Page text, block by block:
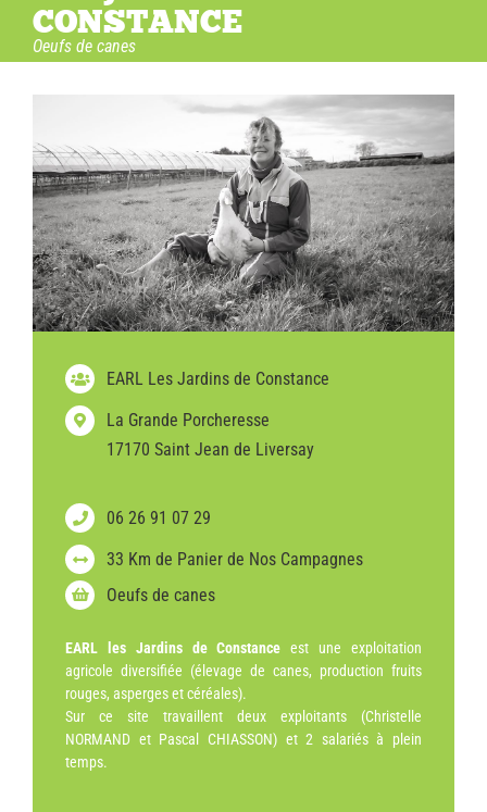
CONSTANCE
Oeufs de canes
EARL Les Jardins de Constance
La Grande Porcheresse
17170 Saint Jean de Liversay
06 26 91 07 29
33 Km de Panier de Nos Campagnes
Oeufs de canes
EARL les Jardins de Constance est une exploitation
agricole diversifiée (élevage de canes, production fruits
rouges, asperges et céréales).
Sur ce site travaillent deux exploitants (Christelle
NORMAND et Pascal CHIASSON) et 2 salariés à plein
temps.